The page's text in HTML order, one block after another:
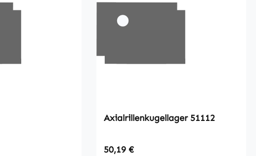
Axialrillenkugellager 51112
Regulärer Preis:
50,19 €